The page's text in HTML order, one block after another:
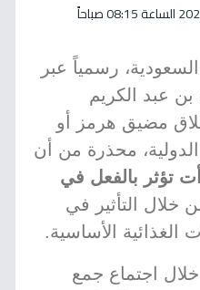
رسمياً عبر
بن عبد الكريم
مضيق هرمز أو
محذرة من أن
تؤثر بالفعل في
خلال التأثير في
الغذائية الأساسية.
اجتماع جمع